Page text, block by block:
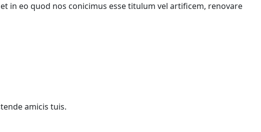
in eo quod nos conicimus esse titulum vel artificem, renovare
amicis tuis.